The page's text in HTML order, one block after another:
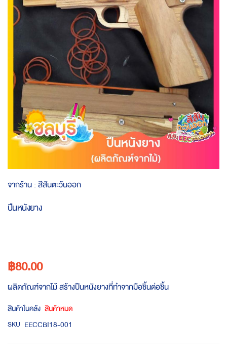
of
the
images
to
beginning
จากร้าน :สีสันตะวันออก
ปืนหนังยาง
฿80.00
ผลิตภัณฑ์จากไม้ สร้างปืนหนังยางที่ทำจากมือชิ้นต่อชิ้น
สินค้าในคลัง สินค้าหมด
SKU EECCBI18-001